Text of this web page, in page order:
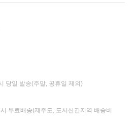
당일 발송(주말, 공휴일 제외)
무료배송(제주도, 도서산간지역 배송비